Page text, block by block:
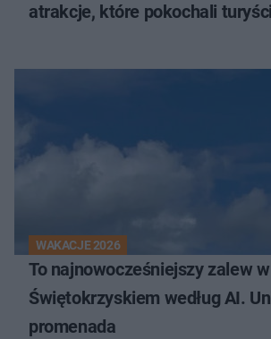
atrakcje, które pokochali turyści
WAKACJE 2026
To najnowocześniejszy zalew w
Świętokrzyskiem według AI.
promenada